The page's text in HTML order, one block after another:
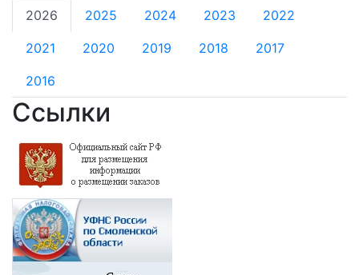
2026 2025 2024 2023 2022
2021 2020 2019 2018 2017
2016
Ссылки